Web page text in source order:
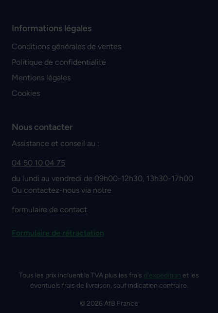
Informations légales
Conditions générales de ventes
Politique de confidentialité
Mentions légales
Cookies
Nous contacter
Assistance et conseil au :
04 50 10 04 75
du lundi au vendredi de 09h00-12h30, 13h30-17h00
Ou contactez-nous via notre
formulaire de contact
Formulaire de rétractation
Tous les prix incluent la TVA plus les frais d'expédition et les
éventuels frais de livraison, sauf indication contraire.
© 2026 AfB France